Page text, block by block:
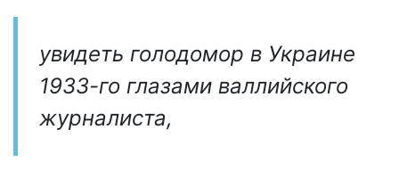
увидеть голодомор в Украине
1933-го глазами валлийского
журналиста,